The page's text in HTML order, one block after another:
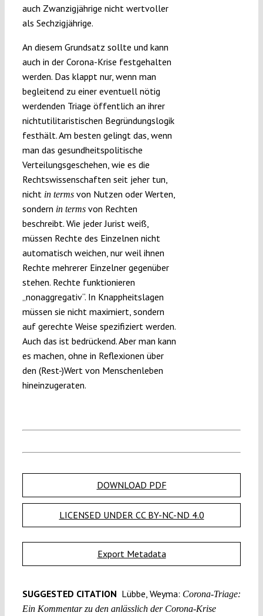
auch Zwanzigjährige nicht wertvoller
als Sechzigjährige.
An diesem Grundsatz sollte und kann
auch in der Corona-Krise festgehalten
werden. Das klappt nur, wenn man
begleitend zu einer eventuell nötig
werdenden Triage öffentlich an ihrer
nichtutilitaristischen Begründungslogik
festhält. Am besten gelingt das, wenn
man das gesundheitspolitische
Verteilungsgeschehen, wie es die
Rechtswissenschaften seit jeher tun,
nicht in termsvon Nutzen oder Werten,
sondern in termsvon Rechten
beschreibt. Wie jeder Jurist weiß,
müssen Rechte des Einzelnen nicht
automatisch weichen, nur weil ihnen
Rechte mehrerer Einzelner gegenüber
stehen. Rechte funktionieren
„nonaggregativ“. In Knappheitslagen
müssen sie nicht maximiert, sondern
auf gerechte Weise spezifiziert werden.
Auch das ist bedrückend. Aber man kann
es machen, ohne in Reflexionen über
den (Rest-)Wert von Menschenleben
hineinzugeraten.
DOWNLOAD PDF
LICENSED UNDER CC BY-NC-ND 4.0
Export Metadata
SUGGESTED CITATION Lübbe, Weyma: Corona-Triage:
Ein Kommentar zu den anlässlich der Corona-Krise